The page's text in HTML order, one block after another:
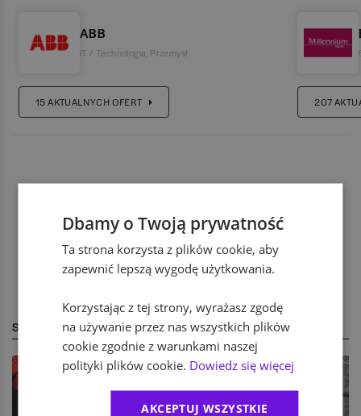
ABB
IT / Technologia Przemysł
15AKTUALNYCH OFERT 207
STREFA EKSPERTA
Dbamy o Twoją prywatność
Ta strona korzysta z plików cookie, aby
zapewnić lepszą wygodę użytkowania.
Korzystając z tej strony, wyrażasz zgodę
na używanie przez nas wszystkich plików
cookie zgodnie z warunkami naszej
polityki plików cookie. Dowiedz się więcej
AKCEPTUJ WSZYSTKIE